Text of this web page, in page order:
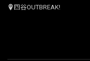
四谷OUTBREAK!